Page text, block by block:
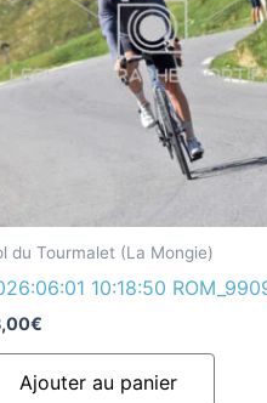
du Tourmalet (La Mongie)
10:18:50
€
Ajouter au panier